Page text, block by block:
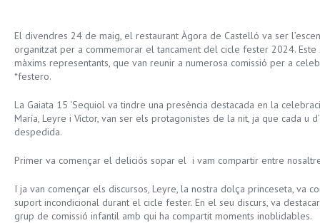
El divendres 24 de maig, el restaurant Àgora de Castelló va ser
organitzat per a commemorar el tancament del cicle fester 2024.
màxims representants, que van reunir a numerosa comissió per a
*festero.
La Gaiata 15 ‘Sequiol va tindre una presència destacada en la
María, Leyre i Víctor, van ser els protagonistes de la nit, ja que cada u
despedida.
Primer va començar el deliciós sopar el i vam compartir entre
I ja van començar els discursos, Leyre, la nostra dolça princeseta, va
suport incondicional durant el cicle fester. En el seu discurs, va
grup de comissió infantil amb qui ha compartit moments inoblidables.